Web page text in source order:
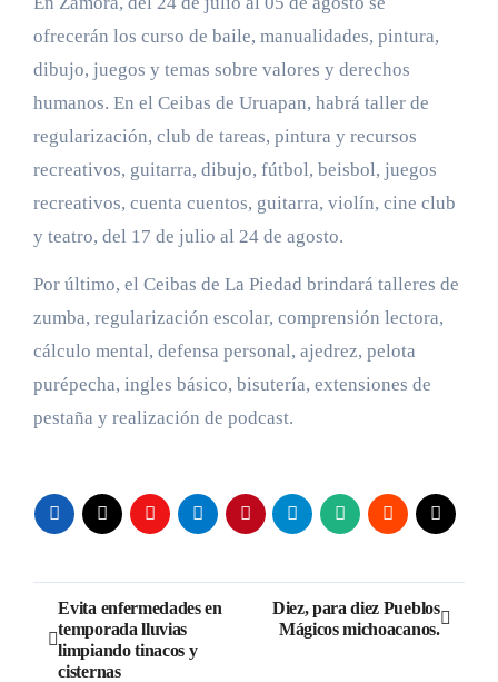
ofrecerán los curso de baile, manualidades, pintura,
dibujo, juegos y temas sobre valores y derechos
humanos. En el Ceibas de Uruapan, habrá taller de
regularización, club de tareas, pintura y recursos
recreativos, guitarra, dibujo, fútbol, beisbol, juegos
recreativos, cuenta cuentos, guitarra, violín, cine club
y teatro, del 17 de julio al 24 de agosto.
Por último, el Ceibas de La Piedad brindará talleres de
zumba, regularización escolar, comprensión lectora,
cálculo mental, defensa personal, ajedrez, pelota
purépecha, ingles básico, bisutería, extensiones de
pestaña y realización de podcast.
Navegación
de
Evita enfermedades en
temporada lluvias
limpiando tinacos y
cisternas
Diez, para diez Pueblos
Mágicos michoacanos.